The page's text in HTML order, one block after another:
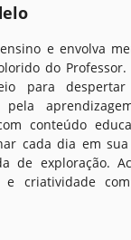
e envolva
do
para
conteúdo
cada dia em
de exploração.
e criatividade